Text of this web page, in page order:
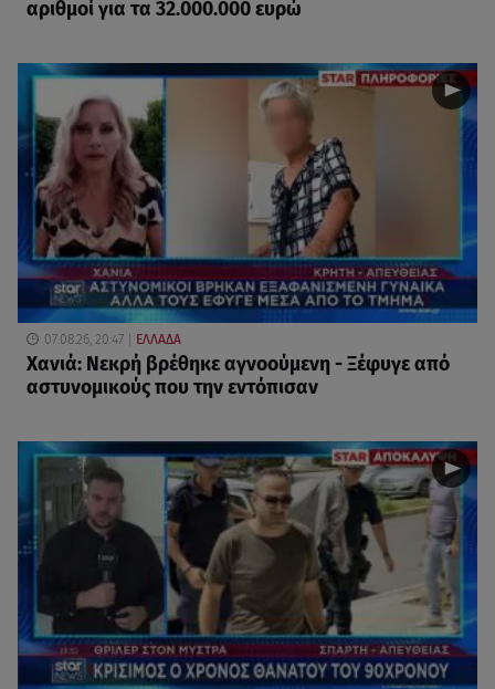
αριθμοί για τα 32.000.000 ευρώ
07.08.26, 20:47 ΕΛΛΑΔΑ
Χανιά: Νεκρή βρέθηκε αγνοούμενη - Ξέφυγε από
αστυνομικούς που την εντόπισαν